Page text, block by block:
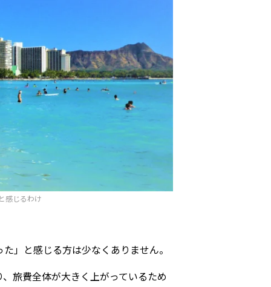
感じるわけ
」と感じる方は少なくありません。
旅費全体が大きく上がっているため